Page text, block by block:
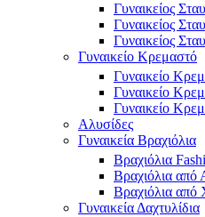
Γυναικείος
Γυναικείος
Γυναικείος
Γυναικείο Κρεμαστό
Γυναικείο
Γυναικείο
Γυναικείο
Αλυσίδες
Γυναικεία Βραχιόλια
Βραχιόλια
Βραχιόλια από
Βραχιόλια από
Γυναικεία Δαχτυλίδια